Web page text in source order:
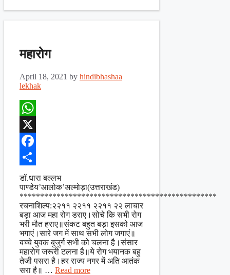
महारोग
April 18, 2021 by hindibhashaa
lekhak
WhatsApp
X
Facebook
Share
डॉ.धारा बल्लभ
पाण्डेय’आलोक’अल्मोड़ा(उत्तराखंड)
************************************************
रचनाशिल्प:२२११ २२११ २२११ २२ लाचार
बड़ा आज महा रोग डराए।सोचे कि सभी रोग
भरी मौत हराए॥संकट बहुत बड़ा इसको आज
भगाएं।सारे जग में साथ सभी लोग जगाएं॥
बच्चे युवक बुजुर्ग सभी को चलना है।संसार
महारोग जरूरी टलना है॥ये रोग भयानक बहु
तेजी पसरा है।हर राज्य नगर में अति आतंक
सरा है॥ … Read more